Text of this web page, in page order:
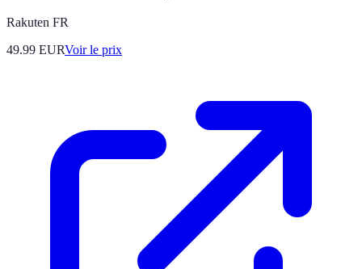
Rakuten FR
49.99 EURVoir le prix